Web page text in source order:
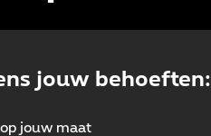
jouw behoeften:
jouw maat